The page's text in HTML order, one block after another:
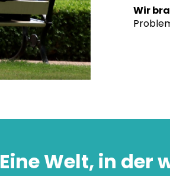
Wir
Eine Welt, in der